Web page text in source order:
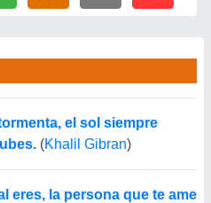
el sol siempre
(Khalil Gibran)
eres, la persona que te ame